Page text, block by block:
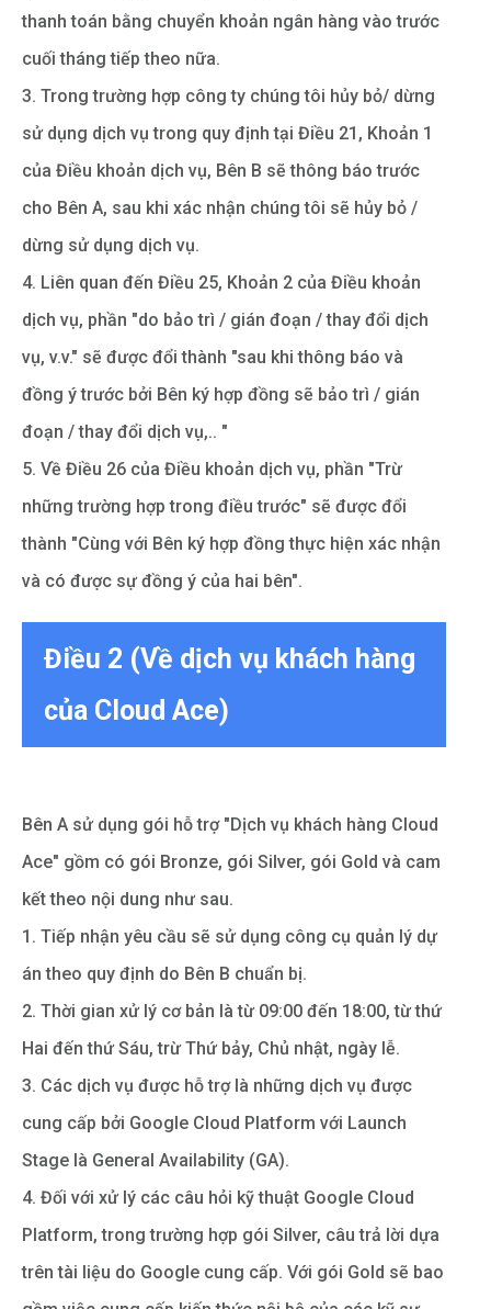
thanh toán bằng chuyển khoản ngân hàng vào trước
cuối tháng tiếp theo nữa.
3. Trong trường hợp công ty chúng tôi hủy bỏ/ dừng
sử dụng dịch vụ trong quy định tại Điều 21, Khoản 1
của Điều khoản dịch vụ, Bên B sẽ thông báo trước
cho Bên A, sau khi xác nhận chúng tôi sẽ hủy bỏ /
dừng sử dụng dịch vụ.
4. Liên quan đến Điều 25, Khoản 2 của Điều khoản
dịch vụ, phần "do bảo trì / gián đoạn / thay đổi dịch
vụ, v.v." sẽ được đổi thành "sau khi thông báo và
đồng ý trước bởi Bên ký hợp đồng sẽ bảo trì / gián
đoạn / thay đổi dịch vụ,.. "
5. Về Điều 26 của Điều khoản dịch vụ, phần "Trừ
những trường hợp trong điều trước" sẽ được đổi
thành "Cùng với Bên ký hợp đồng thực hiện xác nhận
và có được sự đồng ý của hai bên".
Điều 2 (Về dịch vụ khách hàng
của Cloud Ace)
Bên A sử dụng gói hỗ trợ "Dịch vụ khách hàng Cloud
Ace" gồm có gói Bronze, gói Silver, gói Gold và cam
kết theo nội dung như sau.
1. Tiếp nhận yêu cầu sẽ sử dụng công cụ quản lý dự
án theo quy định do Bên B chuẩn bị.
2. Thời gian xử lý cơ bản là từ 09:00 đến 18:00, từ thứ
Hai đến thứ Sáu, trừ Thứ bảy, Chủ nhật, ngày lễ.
3. Các dịch vụ được hỗ trợ là những dịch vụ được
cung cấp bởi Google Cloud Platform với Launch
Stage là General Availability (GA).
4. Đối với xử lý các câu hỏi kỹ thuật Google Cloud
Platform, trong trường hợp gói Silver, câu trả lời dựa
trên tài liệu do Google cung cấp. Với gói Gold sẽ bao